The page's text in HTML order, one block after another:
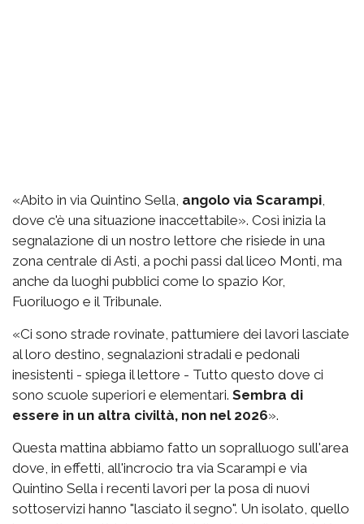
«Abito in via Quintino Sella, angolo via Scarampi
dove c'è una situazione inaccettabile». Così inizia la
segnalazione di un nostro lettore che risiede in una
zona centrale di Asti, a pochi passi dal liceo Monti, ma
anche da luoghi pubblici come lo spazio Kor,
Fuoriluogo e il Tribunale.
«Ci sono strade rovinate, pattumiere dei lavori lasciate
al loro destino, segnalazioni stradali e pedonali
inesistenti - spiega il lettore - Tutto questo dove ci
sono scuole superiori e elementari. Sembra di
essere in un altra civiltà, non nel 2026».
Questa mattina abbiamo fatto un sopralluogo sull'area
dove, in effetti, all'incrocio tra via Scarampi e via
Quintino Sella i recenti lavori per la posa di nuovi
sottoservizi hanno "lasciato il segno". Un isolato, quello